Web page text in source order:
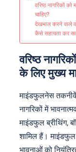
वरिष्ठ नागरिकों
चाहिए?
देखभाल करने वाले
कैसे सहायता कर
वरिष्ठ
के लिए मुख्य
माइंडफुलनेस तकनीकें
नागरिकों में
माइंडफुल ब्रीथिंग,
शामिल हैं।
भावनाओं को